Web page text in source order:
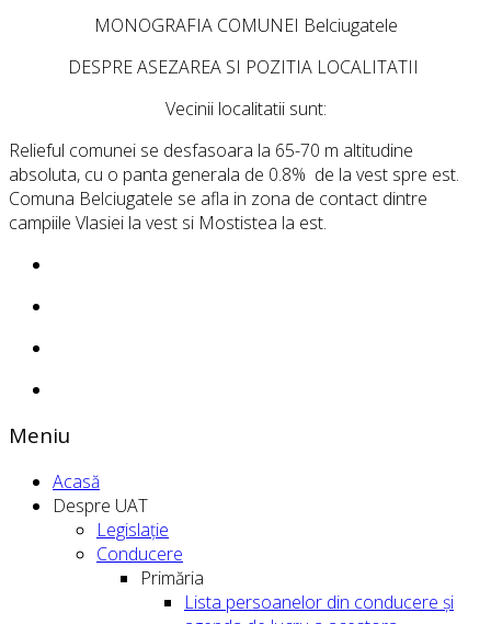
MONOGRAFIA COMUNEI Belciugatele
DESPRE ASEZAREA SI POZITIA LOCALITATII
Vecinii localitatii sunt:
Relieful comunei se desfasoara la 65-70 m altitudine
absoluta, cu o panta generala de 0.8% de la vest spre est.
Comuna Belciugatele se afla in zona de contact dintre
campiile Vlasiei la vest si Mostistea la est.
Meniu
Acasă
Despre UAT
Legislație
Conducere
Primăria
Lista persoanelor din conducere şi